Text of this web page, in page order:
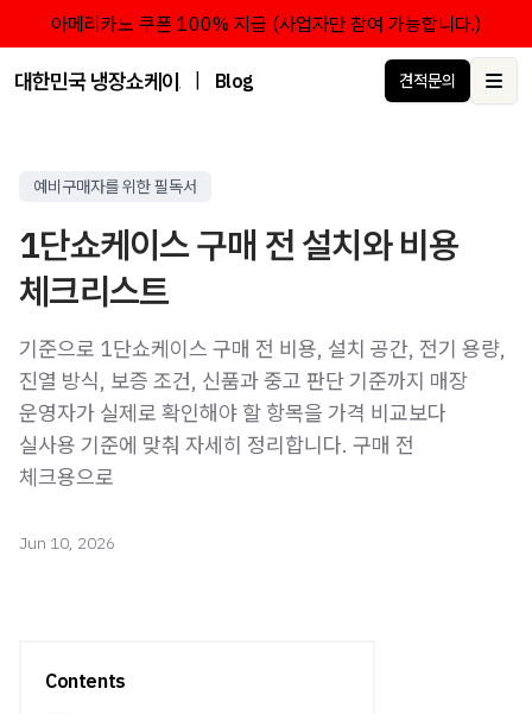
아메리카노 쿠폰 100% 지급 (사업자만 참여 가능합니다.)
대한민국 냉장쇼케이스 점유율 1위 브랜드 한성쇼케이스
Blog 견적문의
예비구매자를 위한 필독서
1단쇼케이스 구매 전 설치와 비용
체크리스트
기준으로 1단쇼케이스 구매 전 비용, 설치 공간, 전기 용량,
진열 방식, 보증 조건, 신품과 중고 판단 기준까지 매장
운영자가 실제로 확인해야 할 항목을 가격 비교보다
실사용 기준에 맞춰 자세히 정리합니다. 구매 전
체크용으로
Jun 10, 2026
Contents